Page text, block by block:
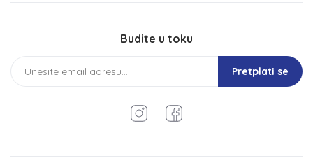
Budite u toku
Pretplati se